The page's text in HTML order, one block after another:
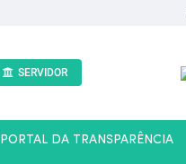
SERVIDOR
PORTAL DA TRANSPARÊNCIA